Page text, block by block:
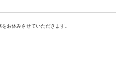
お休みさせていただきます。